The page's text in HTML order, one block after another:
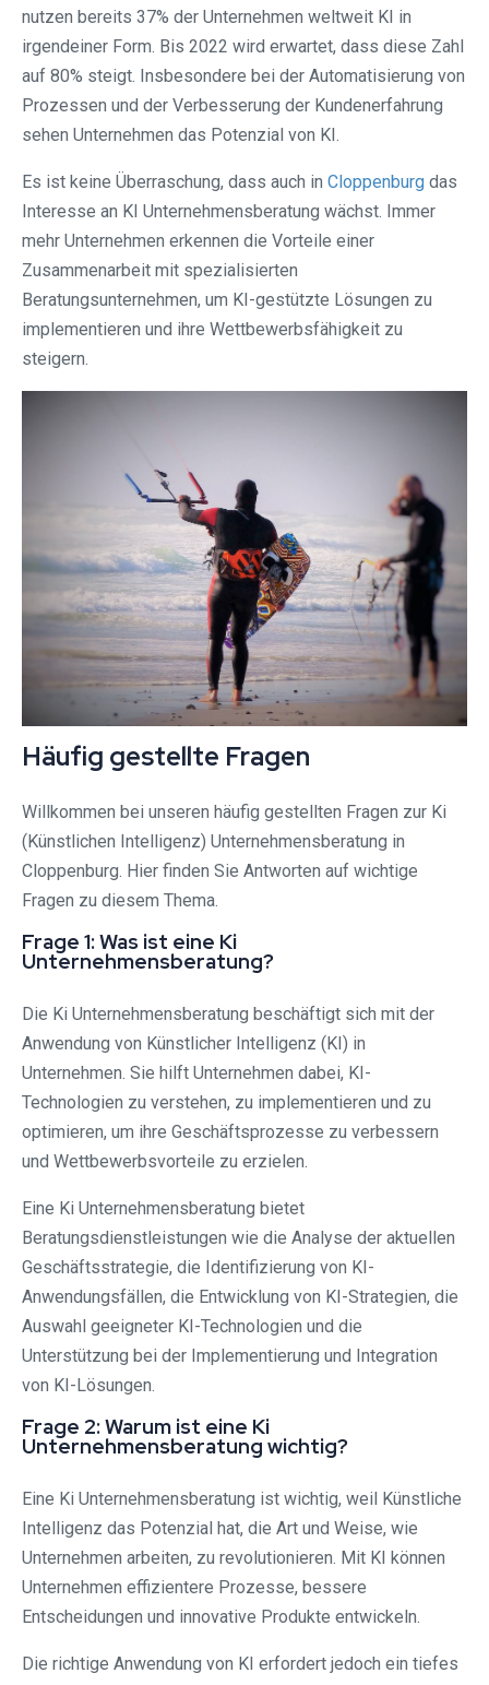
nutzen bereits 37% der Unternehmen weltweit KI in
irgendeiner Form. Bis 2022 wird erwartet, dass diese Zahl
auf 80% steigt. Insbesondere bei der Automatisierung von
Prozessen und der Verbesserung der Kundenerfahrung
sehen Unternehmen das Potenzial von KI.
Es ist keine Überraschung, dass auch in Cloppenburg das
Interesse an KI Unternehmensberatung wächst. Immer
mehr Unternehmen erkennen die Vorteile einer
Zusammenarbeit mit spezialisierten
Beratungsunternehmen, um KI-gestützte Lösungen zu
implementieren und ihre Wettbewerbsfähigkeit zu
steigern.
Häufig gestellte Fragen
Willkommen bei unseren häufig gestellten Fragen zur Ki
(Künstlichen Intelligenz) Unternehmensberatung in
Cloppenburg. Hier finden Sie Antworten auf wichtige
Fragen zu diesem Thema.
Frage 1: Was ist eine Ki
Unternehmensberatung?
Die Ki Unternehmensberatung beschäftigt sich mit der
Anwendung von Künstlicher Intelligenz (KI) in
Unternehmen. Sie hilft Unternehmen dabei, KI-
Technologien zu verstehen, zu implementieren und zu
optimieren, um ihre Geschäftsprozesse zu verbessern
und Wettbewerbsvorteile zu erzielen.
Eine Ki Unternehmensberatung bietet
Beratungsdienstleistungen wie die Analyse der aktuellen
Geschäftsstrategie, die Identifizierung von KI-
Anwendungsfällen, die Entwicklung von KI-Strategien, die
Auswahl geeigneter KI-Technologien und die
Unterstützung bei der Implementierung und Integration
von KI-Lösungen.
Frage 2: Warum ist eine Ki
Unternehmensberatung wichtig?
Eine Ki Unternehmensberatung ist wichtig, weil Künstliche
Intelligenz das Potenzial hat, die Art und Weise, wie
Unternehmen arbeiten, zu revolutionieren. Mit KI können
Unternehmen effizientere Prozesse, bessere
Entscheidungen und innovative Produkte entwickeln.
Die richtige Anwendung von KI erfordert jedoch ein tiefes